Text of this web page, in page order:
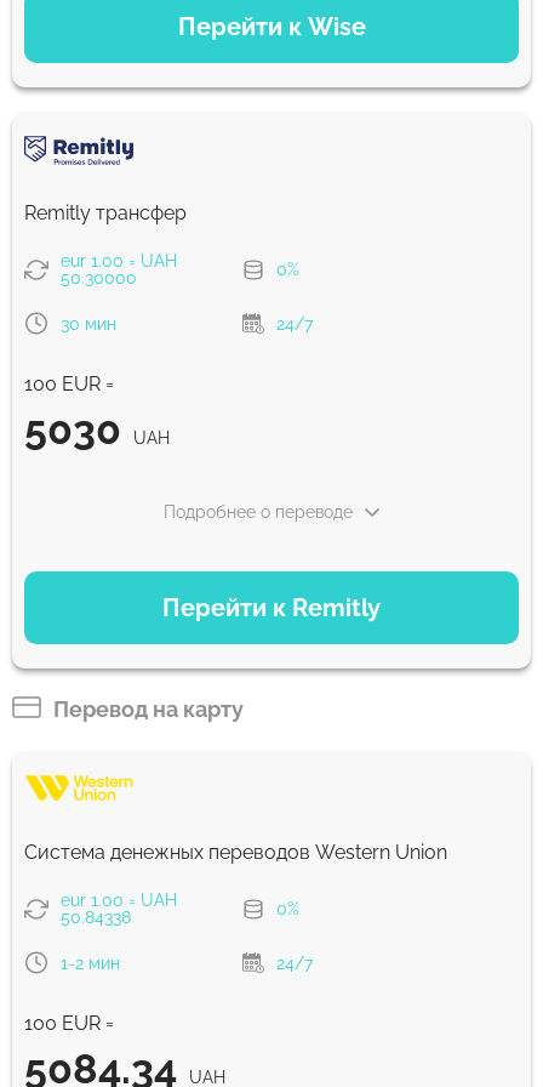
Перейти к Wise
Оплатить банковским переводом
5030.37 UAH 1 ч
Оплатить картой
4990.25 UAH
Комиссия Strumok, всегда 0%
Remitly трансфер
eur 1.00 = UAH
50.30000
0%
30 мин 24/7
100 EUR =
5030 UAH
Перейти к Remitly
Подробнее о переводе
ВАРИАНТЫ ОПЛАТЫ
5030 UAH 30 мин
4989 UAH
Комиссия Strumok, всегда 0%
Перевод на карту
Система денежных переводов Western Union
eur 1.00 = UAH
50.84338
0%
1-2 мин 24/7
100 EUR =
5084.34 UAH